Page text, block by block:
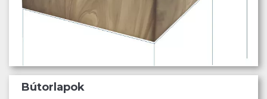
Bútorlapok